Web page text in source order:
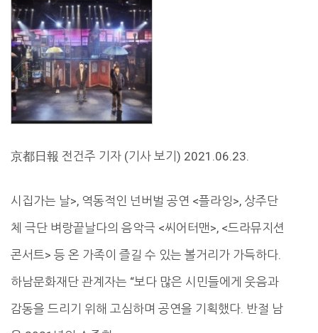
京都日報 전건주 기자 (기사 보기) 2021.06.23.
시집가는 날>, 역동적인 넌버벌 공연 <플라잉>, 상주단
체 극단 벼랑끝날다의 음악극 <씨어터맨>, <드라뮤지션
콘서트> 등 온 가족이 즐길 수 있는 볼거리가 가득하다.
하남문화재단 관계자는 “보다 많은 시민들에게 웃음과
감동을 드리기 위해 고심하며 공연을 기획했다. 반절 남